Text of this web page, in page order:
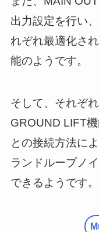
出力設定を行い
れぞれ最適化さ
能のようです。
そして、それぞ
GROUND LIFT
との接続方法に
ランドループノ
できるようです。